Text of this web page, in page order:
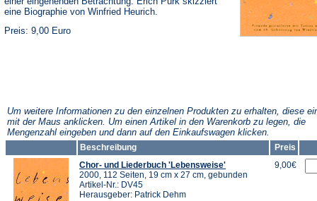
eine Biographie von Winfried Heurich.
Preis: 9,00 Euro
Um weitere Informationen zu den einzelnen Produkten zu erhalten, diese
mit der Maus anklicken. Um einen Artikel in den Warenkorb zu legen, die
Mengenzahl eingeben und dann auf den Einkaufswagen klicken.
Beschreibung
Preis
Chor- und Liederbuch 'Lebensweise'
2000, 112 Seiten, 19 cm x 27 cm, gebunden
Artikel-Nr.: DV45
Herausgeber: Patrick Dehm
9,00€